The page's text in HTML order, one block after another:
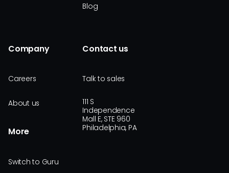
Blog
Company
Careers
About us
More
Switch to Guru
Contact us
Talk to sales
111 S
Independence
Mall E, STE 960
Philadelphia, PA